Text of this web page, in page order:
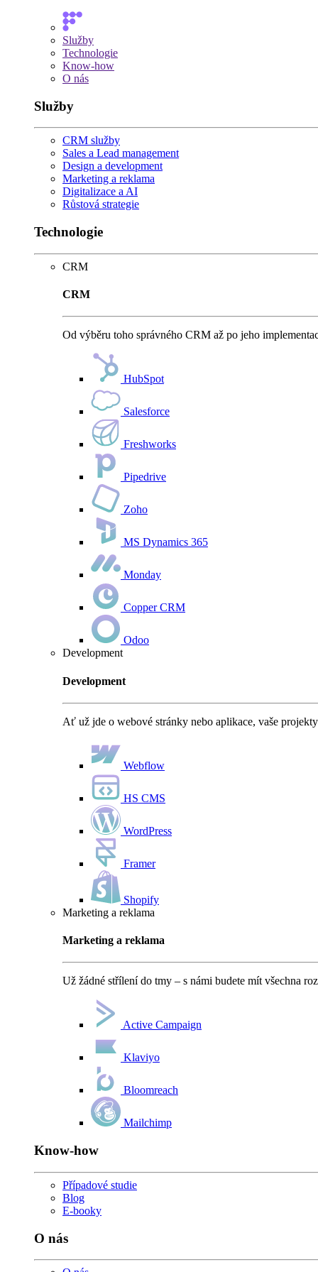
Služby
Technologie
Know-how
O nás
Služby
CRM služby
Sales a Lead management
Design a development
Marketing a reklama
Digitalizace a AI
Růstová strategie
Technologie
CRM
CRM
Od výběru toho správného CRM až po jeho
HubSpot
Salesforce
Freshworks
Pipedrive
Zoho
MS Dynamics 365
Monday
Copper CRM
Odoo
Development
Development
Ať už jde o webové stránky nebo aplikace, vaše
Webflow
HS CMS
WordPress
Framer
Shopify
Marketing a reklama
Marketing a reklama
Už žádné střílení do tmy – s námi budete mít všechna
Active Campaign
Klaviyo
Bloomreach
Mailchimp
Know-how
Případové studie
Blog
E-booky
O nás